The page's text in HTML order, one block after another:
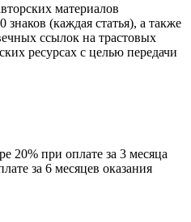
материалов
(каждая статья), а также
ссылок на трастовых
ресурсах с целью передачи
20% при оплате за 3 месяца
за 6 месяцев оказания